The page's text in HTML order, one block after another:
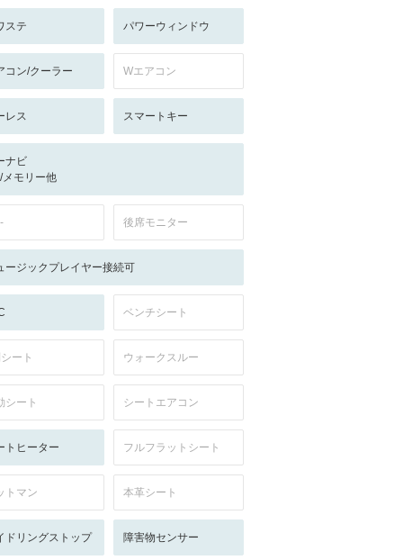
ステ パワーウィンドウ
コン/クーラー Wエアコン
レス スマートキー
ナビ
メモリー他
後席モニター
ージックプレイヤー接続可
ベンチシート
ート ウォークスルー
シート シートエアコン
トヒーター フルフラットシート
トマン 本革シート
ドリングストップ 障害物センサー